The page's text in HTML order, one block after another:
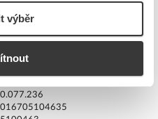
výběr
PPAR 6024 R nástavný 24mm